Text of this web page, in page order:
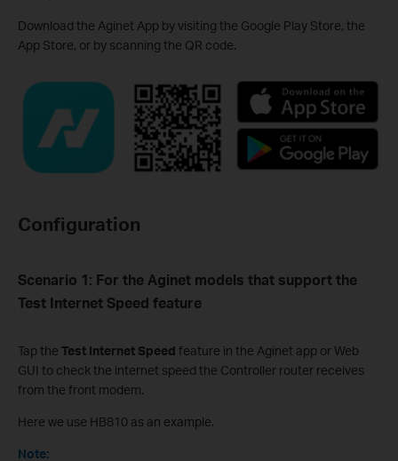
Download the Aginet App by visiting the Google Play Store, the
App Store, or by scanning the QR code.
Configuration
Scenario 1: For the Aginet models that support the
Test Internet Speed feature
Tap the Test Internet Speed feature in the Aginet app or Web
GUI to check the internet speed the Controller router receives
from the front modem.
Here we use HB810 as an example.
Note: